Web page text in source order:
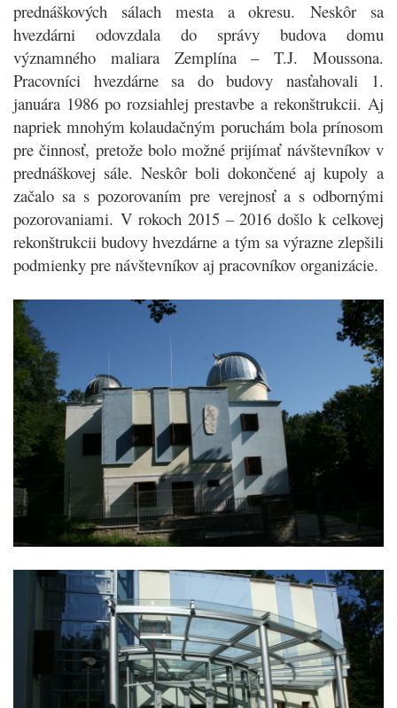
prednáškových sálach mesta a okresu.Neskôr sa
hvezdárni odovzdala do správy budova domu
významného maliara Zemplína – T.J. Moussona.
Pracovníci hvezdárne sa do budovy nasťahovali 1.
januára 1986 po rozsiahlej prestavbe a rekonštrukcii. Aj
napriek mnohým kolaudačným poruchám bola prínosom
pre činnosť, pretože bolo možné prijímať návštevníkov v
prednáškovej sále. Neskôr boli dokončené aj kupoly a
začalo sa s pozorovaním pre verejnosť a s odbornými
pozorovaniami. V rokoch 2015 – 2016 došlo k celkovej
rekonštrukcii budovy hvezdárnea tým sa výrazne zlepšili
podmienky pre návštevníkov aj pracovníkov organizácie.